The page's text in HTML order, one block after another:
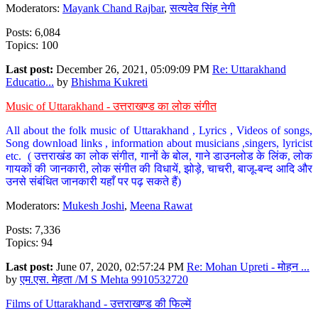
Moderators: Mayank Chand Rajbar,सत्यदेव सिंह नेगी
Posts: 6,084
Topics: 100
Last post: December 26, 2021, 05:09:09 PM Re: Uttarakhand
Educatio... by Bhishma Kukreti
Music of Uttarakhand - उत्तराखण्ड का लोक संगीत
All about the folk music of Uttarakhand , Lyrics , Videos of songs,
Song download links , information about musicians ,singers, lyricist
etc. ( उत्तराखंड का लोक संगीत, गानों के बोल, गाने डाउनलोड के लिंक, लोक
गायकों की जानकारी, लोक संगीत की विधायें, झोड़े, चाचरी, बाजू-बन्द आदि और
उनसे संबंधित जानकारी यहाँ पर पढ़ सकते हैं)
Moderators: Mukesh Joshi, Meena Rawat
Posts: 7,336
Topics: 94
Last post: June 07, 2020, 02:57:24 PM Re: Mohan Upreti - मोहन ...
byएम.एस. मेहता /M S Mehta 9910532720
Films of Uttarakhand - उत्तराखण्ड की फिल्में